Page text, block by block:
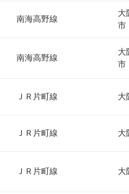
南海高野線
大
市
南海高野線
大
市
ＪＲ片町線 大
ＪＲ片町線 大
ＪＲ片町線 大